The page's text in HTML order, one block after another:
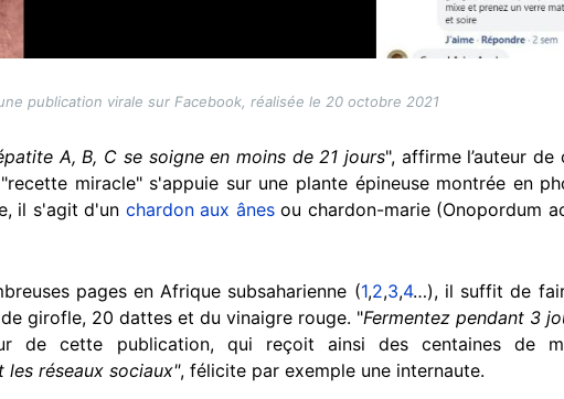
publication virale sur Facebook, réalisée le 20 octobre 2021
A, B, C se soigne en moins de 21 jours", affirme l’auteur de
miracle" s'appuie sur une plante épineuse montrée en
il s'agit d'un chardon aux ânesou chardon-marie (Onopordum
pages en Afrique subsaharienne (1,2,3,4…), il suffit de
girofle, 20 dattes et du vinaigre rouge. "Fermentez pendant 3
de cette publication, qui reçoit ainsi des centaines de
les réseaux sociaux", félicite par exemple une internaute.